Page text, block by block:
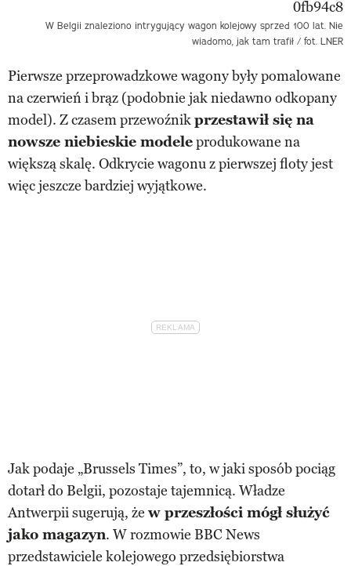
W Belgii znaleziono intrygujący wagon kolejowy sprzed 100 lat. Nie
wiadomo, jak tam trafił / fot. LNER
Pierwsze przeprowadzkowe wagony były pomalowane
na czerwień i brąz (podobnie jak niedawno odkopany
model). Z czasem przewoźnikprzestawił się na
nowsze niebieskie modeleprodukowane na
większą skalę. Odkrycie wagonu z pierwszej floty jest
więc jeszcze bardziej wyjątkowe.
Jak podaje „Brussels Times”, to, w jaki sposób pociąg
dotarł do Belgii, pozostaje tajemnicą. Władze
Antwerpii sugerują, że w przeszłości mógł służyć
jako magazyn. W rozmowie BBC News
przedstawiciele kolejowego przedsiębiorstwa